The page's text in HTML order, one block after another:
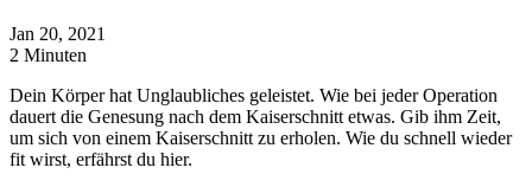
Jan 20, 2021
2 Minuten
Dein Körper hat Unglaubliches geleistet. Wie bei jeder Operation
dauert die Genesung nach dem Kaiserschnitt etwas. Gib ihm Zeit,
um sich von einem Kaiserschnitt zu erholen. Wie du schnell wieder
fit wirst, erfährst du hier.